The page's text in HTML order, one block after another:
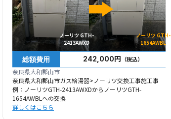
ノーリツ GTH-
2413AWXD
ノーリツ GTH-
1654AWBL
総額費用 242,000円 （税込）
奈良県大和郡山市
奈良県大和郡山市ガス給湯器>ノーリツ交換工事施工事
例：ノーリツGTH-2413AWXDからノーリツGTH-
1654AWBLへの交換
詳しくはこちら